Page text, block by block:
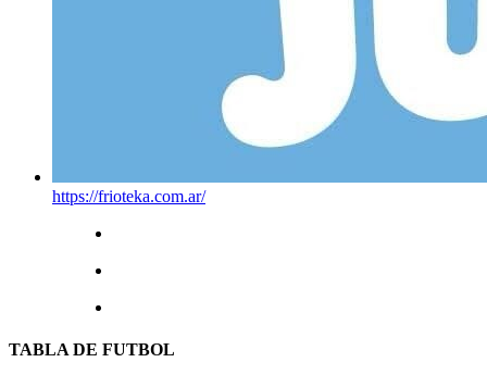
https://frioteka.com.ar/
TABLA DE FUTBOL